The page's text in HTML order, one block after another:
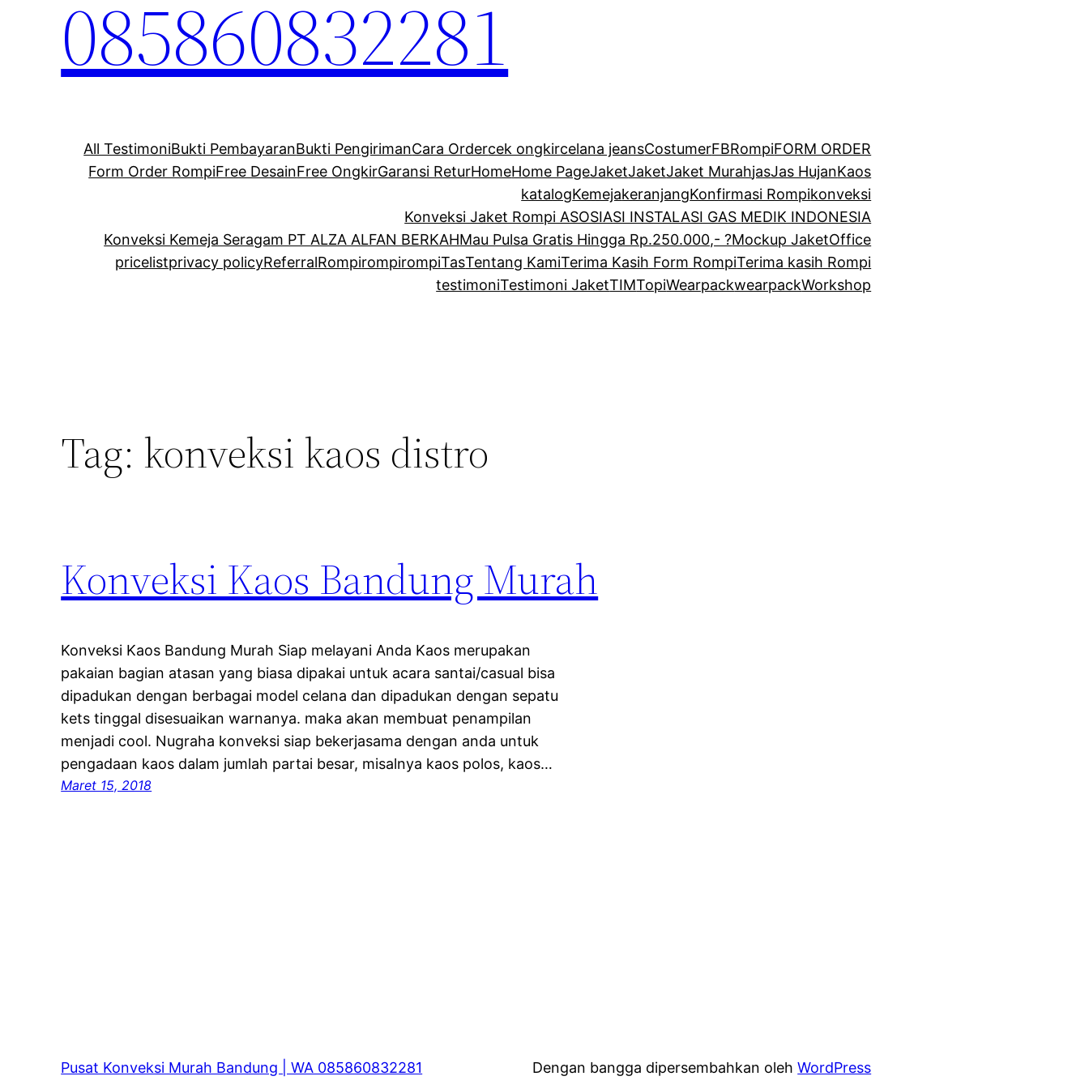
085860832281
All TestimoniBukti PembayaranBukti PengirimanCara Ordercek ongkircelana jeansCostumerFBRompiFORM ORDER
Form Order RompiFree DesainFree OngkirGaransi ReturHomeHome PageJaketJaketJaket MurahjasJas HujanKaos
katalogKemejakeranjangKonfirmasi Rompikonveksi
Konveksi Jaket Rompi ASOSIASI INSTALASI GAS MEDIK INDONESIA
Konveksi Kemeja Seragam PT ALZA ALFAN BERKAHMau Pulsa Gratis Hingga Rp.250.000,- ?Mockup JaketOffice
pricelistprivacy policyReferralRompirompirompiTasTentang KamiTerima Kasih Form RompiTerima kasih Rompi
testimoniTestimoni JaketTIMTopiWearpackwearpackWorkshop
Tag: konveksi kaos distro
Konveksi Kaos Bandung Murah
Konveksi Kaos Bandung Murah Siap melayani Anda Kaos merupakan
pakaian bagian atasan yang biasa dipakai untuk acara santai/casual bisa
dipadukan dengan berbagai model celana dan dipadukan dengan sepatu
kets tinggal disesuaikan warnanya. maka akan membuat penampilan
menjadi cool. Nugraha konveksi siap bekerjasama dengan anda untuk
pengadaan kaos dalam jumlah partai besar, misalnya kaos polos, kaos…
Maret 15, 2018
Pusat Konveksi Murah Bandung | WA 085860832281 Dengan bangga dipersembahkan olehWordPress